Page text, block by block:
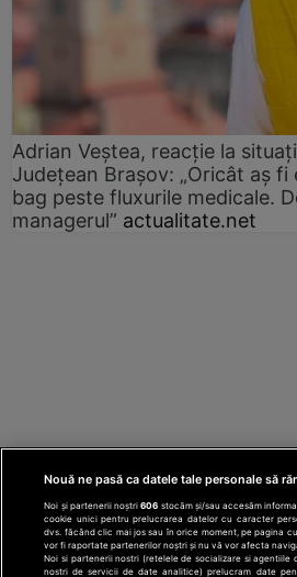
Adrian Veștea, reacție la
Județean Brașov: „Oricât aș
bag peste fluxurile medicale.
managerul” actualitate.net
Nouă ne pasă ca datele tale personale să
Noi și partenerii noștri606 stocăm și/sau accesăm
cookie unici pentru prelucrarea datelor cu caracter
dvs. făcând clic mai jos sau în orice moment, pe pagina
vor fi raportate partenerilor noștri și nu vă vor afecta
Noi si partenerii nostri (retelele de socializare si
nostri de servicii de date analitice) prelucram date